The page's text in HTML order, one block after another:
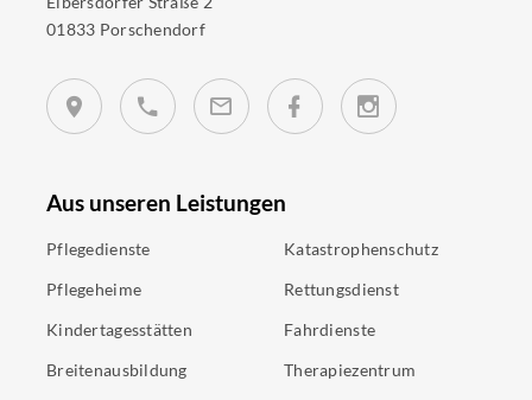
01833 Porschendorf
Aus unseren Leistungen
Pflegedienste
Pflegeheime
Kindertagesstätten
Breitenausbildung
Katastrophenschutz
Rettungsdienst
Fahrdienste
Therapiezentrum